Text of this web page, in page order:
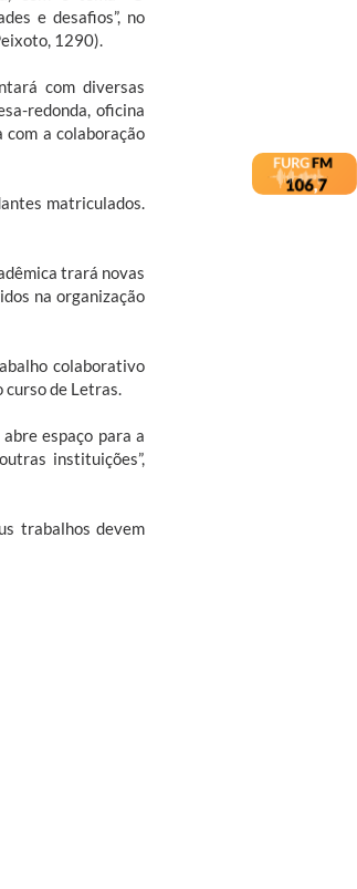
e desafios”, no
1290).
com diversas
redonda, oficina
a colaboração
matriculados.
trará novas
na organização
colaborativo
de Letras.
espaço para a
instituições”,
trabalhos devem